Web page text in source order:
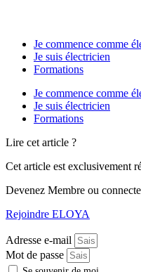
Je commence comme
Je suis électricien
Formations
Je commence comme
Je suis électricien
Formations
Lire cet article ?
Cet article est exclusivement
Devenez Membre ou
Rejoindre ELOYA
Adresse e-mail
Mot de passe